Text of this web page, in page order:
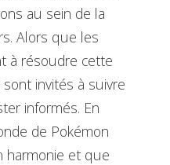
au sein de la
Alors que les
à résoudre cette
invités à suivre
informés. En
de Pokémon
harmonie et que